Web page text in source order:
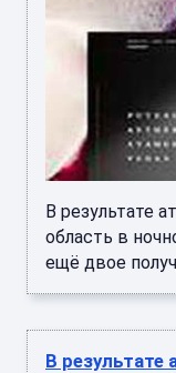
В результате
область в
ещё двое
В результате